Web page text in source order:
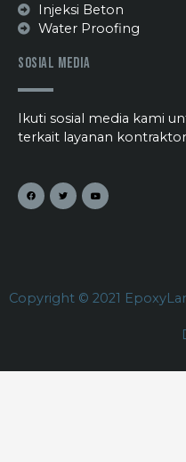
Injeksi Beton
Water Proofing
Sosial Media
Ikuti sosial media kami
terkait layanan
Copyright © 2021